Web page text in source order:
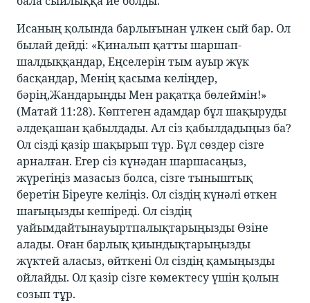
Исаның қолында барлығынан үлкен сый бар. Ол
былай дейді: «Қиналып қатты шаршап-
шалдыққандар, Еңселерін тым ауыр жүк
басқандар, Менің қасыма келіңдер,
бәрің,Жандарыңды Мен рақатқа бөлеймін!»
(Матай 11:28). Көптеген адамдар бұл шақыруды
әлдеқашан қабылдады. Ал сіз қабылдадыңыз ба?
Ол сізді қазір шақырып тұр. Бұл сөздер сізге
арналған. Егер сіз күнәдан шаршасаңыз,
жүрегіңіз мазасыз болса, сізге тыныштық
беретін Біреуге келіңіз. Ол сіздің күнәлі өткен
шағыңызды кешіреді. Ол сіздің
уайымдайтынауыртпалықтарыңызды Өзіне
алады. Оған барлық қиындықтарыңызды
жүктей аласыз, өйткені Ол сіздің қамыңызды
ойлайды. Ол қазір сізге көмектесу үшін қолын
созып тұр.